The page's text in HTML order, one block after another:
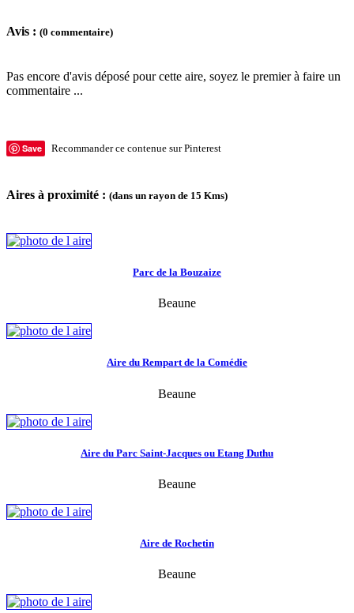
Avis : (0 commentaire)
Pas encore d'avis déposé pour cette aire, soyez le premier à faire un
commentaire ...
Save Recommander ce contenue sur Pinterest
Aires à proximité : (dans un rayon de 15 Kms)
Parc de la Bouzaize
Beaune
Aire du Rempart de la Comédie
Beaune
Aire du Parc Saint-Jacques ou Etang Duthu
Beaune
Aire de Rochetin
Beaune